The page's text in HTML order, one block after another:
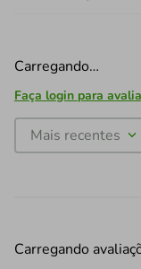
Carregando…
Faça login para
Mais recentes
Carregando